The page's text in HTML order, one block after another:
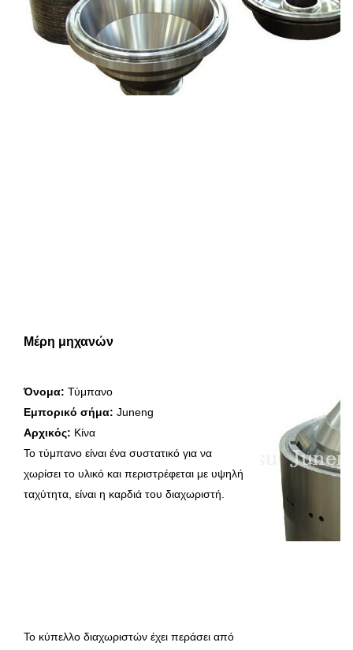
Μέρη μηχανών
Όνομα: Τύμπανο
Εμπορικό σήμα: Juneng
Αρχικός: Κίνα
Το τύμπανο είναι ένα συστατικό για να
χωρίσει το υλικό και περιστρέφεται με υψηλή
ταχύτητα, είναι η καρδιά του διαχωριστή.
Το κύπελλο διαχωριστών έχει περάσει από